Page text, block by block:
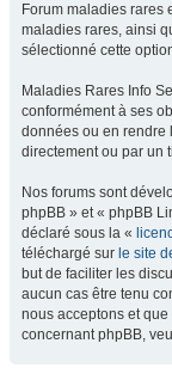
Forum maladies rares
maladies rares, ainsi
sélectionné cette
Maladies Rares Info
conformément à ses
données ou en rendre
directement ou par un
Nos forums sont
phpBB » et « phpBB
déclaré sous la «
téléchargé sur le site
but de faciliter les
aucun cas être tenu
nous acceptons et que
concernant phpBB,